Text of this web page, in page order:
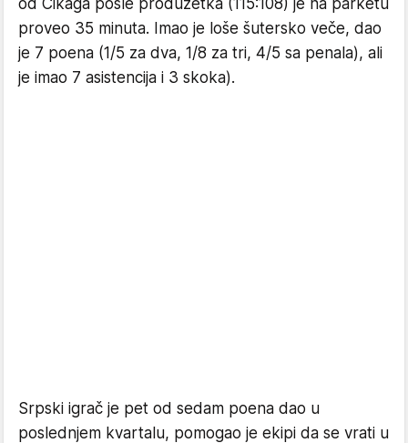
proveo 35 minuta. Imao je loše šutersko veče, dao
je 7 poena (1/5 za dva, 1/8 za tri, 4/5 sa penala), ali
je imao 7 asistencija i 3 skoka).
Srpski igrač je pet od sedam poena dao u
poslednjem kvartalu, pomogao je ekipi da se vrati u